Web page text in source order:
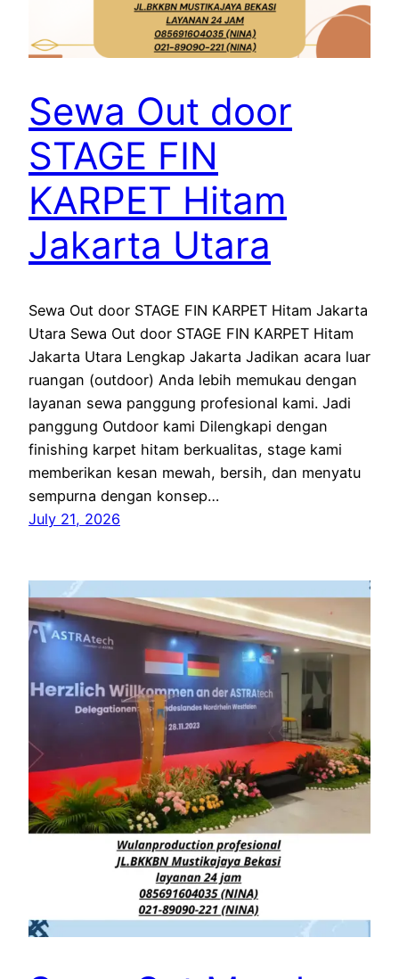
Sewa Out door
STAGE FIN
KARPET Hitam
Jakarta Utara
Sewa Out door STAGE FIN KARPET Hitam Jakarta
Utara Sewa Out door STAGE FIN KARPET Hitam
Jakarta Utara Lengkap Jakarta Jadikan acara luar
ruangan (outdoor) Anda lebih memukau dengan
layanan sewa panggung profesional kami. Jadi
panggung Outdoor kami Dilengkapi dengan
finishing karpet hitam berkualitas, stage kami
memberikan kesan mewah, bersih, dan menyatu
sempurna dengan konsep…
July 21, 2026